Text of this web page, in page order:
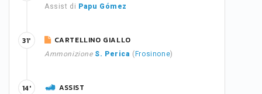
Assist di Papu Gómez
CARTELLINO GIALLO
Ammonizione S. Perica ( Frosinone)
31'
ASSIST
14'